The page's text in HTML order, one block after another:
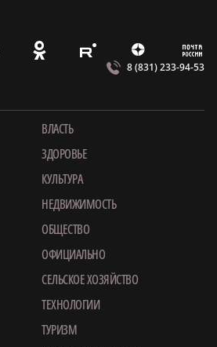
O E Z m
8 (831) 233-94-53
ВЛАСТЬ
ЗДОРОВЬЕ
КУЛЬТУРА
НЕДВИЖИМОСТЬ
ОБЩЕСТВО
ОФИЦИАЛЬНО
СЕЛЬСКОЕ ХОЗЯЙСТВО
ТЕХНОЛОГИИ
ТУРИЗМ